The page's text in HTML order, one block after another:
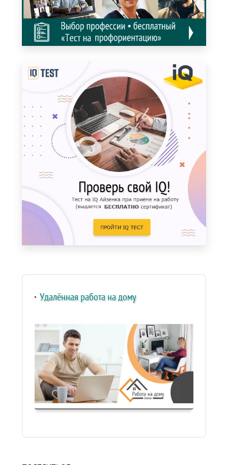
Удалённая работа на дому